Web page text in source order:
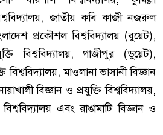
জাতীয় কবি কাজী নজরুল
প্রকৌশল বিশ্ববিদ্যালয় (বুয়েট),
বিশ্ববিদ্যালয়, গাজীপুর (ডুয়েট),
মাওলানা ভাসানী বিজ্ঞান
বিজ্ঞান ও প্রযুক্তি বিশ্ববিদ্যালয়,
এবং রাঙামাটি বিজ্ঞান ও